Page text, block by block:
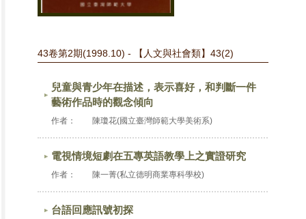
43卷第2期(1998.10) - 【人文與社會類】43(2)
兒童與青少年在描述，表示喜好，和判斷一件
藝術作品時的觀念傾向
作者： 陳瓊花(國立臺灣師範大學美術系)
電視情境短劇在五專英語教學上之實證研究
作者： 陳一菁(私立德明商業專科學校)
台語回應訊號初探